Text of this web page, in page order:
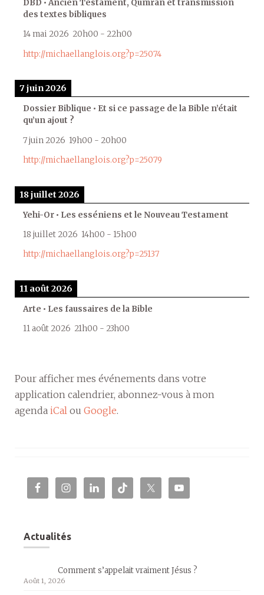
DBD • Ancien Testament, Qumrân et transmission
des textes bibliques
14 mai 2026 20h00 - 22h00
http://michaellanglois.org?p=25074
7 juin 2026
Dossier Biblique • Et si ce passage de la Bible n’était
qu’un ajout ?
7 juin 2026 19h00 - 20h00
http://michaellanglois.org?p=25079
18 juillet 2026
Yehi-Or • Les esséniens et le Nouveau Testament
18 juillet 2026 14h00 - 15h00
http://michaellanglois.org?p=25137
11 août 2026
Arte • Les faussaires de la Bible
11 août 2026 21h00 - 23h00
Pour afficher mes événements dans votre
application calendrier, abonnez-vous à mon
agenda iCal ou Google.
Actualités
Comment s’appelait vraiment Jésus ?
Août 1, 2026